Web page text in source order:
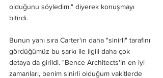
olduğunu söyledim." diyerek konuşmayı
bitirdi.
Bunun yanı sıra Carter'ın daha "sinirli" tarafını
gördüğümüz bu şarkı ile ilgili daha çok
detaya da girildi. "Bence Architects'in en iyi
zamanları, benim sinirli olduğum vakitlerde